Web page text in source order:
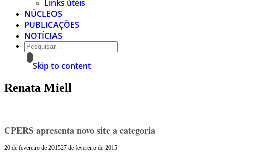
Links úteis
NÚCLEOS
PUBLICAÇÕES
NOTÍCIAS
Skip to content
Renata Miell
CPERS apresenta novo site a categoria
20 de fevereiro de 201527 de fevereiro de 2015